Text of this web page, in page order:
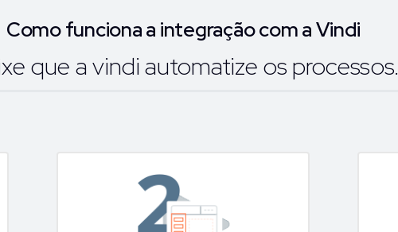
Como funciona a integração com a Vindi
que a vindi automatize os processos.